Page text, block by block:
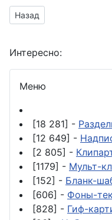
Предыдущий
Назад
Интересно:
Меню
[18 281] -
[12 649] -
[2 805] -
[1179] - Мульт-
[152] - Бланк-
[606] - Фоны-
[828] - Гиф-